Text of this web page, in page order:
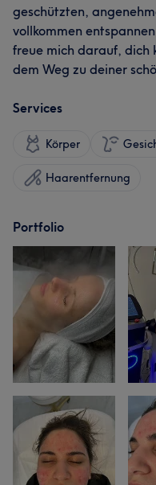
geschützten,
vollkommen
freue mich darauf, dich
dem Weg zu deiner
Services
Körper
Haarentfernung
Portfolio